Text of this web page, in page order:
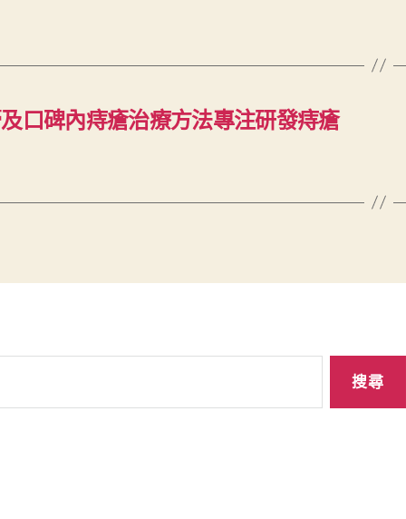
口碑內痔瘡治療方法專注研發痔瘡